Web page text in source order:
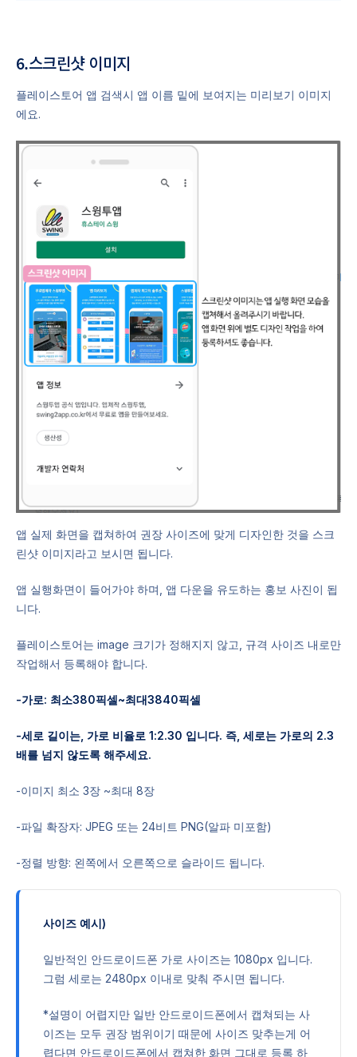
6.스크린샷 이미지
플레이스토어 앱 검색시 앱 이름 밑에 보여지는 미리보기 이미지
에요.
앱 실제 화면을 캡쳐하여 권장 사이즈에 맞게 디자인한 것을 스크
린샷 이미지라고 보시면 됩니다.
앱 실행화면이 들어가야 하며, 앱 다운을 유도하는 홍보 사진이 됩
니다.
플레이스토어는 image 크기가 정해지지 않고, 규격 사이즈 내로만
작업해서 등록해야 합니다.
-가로: 최소380픽셀~최대3840픽셀
-세로 길이는, 가로 비율로 1:2.30 입니다. 즉, 세로는 가로의 2.3
배를 넘지 않도록 해주세요.
-이미지 최소 3장 ~최대 8장
-파일 확장자: JPEG 또는 24비트 PNG(알파 미포함)
-정렬 방향: 왼쪽에서 오른쪽으로 슬라이드 됩니다.
사이즈 예시)
일반적인 안드로이드폰 가로 사이즈는 1080px 입니다.
그럼 세로는 2480px 이내로 맞춰 주시면 됩니다.
*설명이 어렵지만 일반 안드로이드폰에서 캡쳐되는 사
이즈는 모두 권장 범위이기 때문에 사이즈 맞추는게 어
렵다면 안드로이드폰에서 캡쳐한 화면 그대로 등록 하